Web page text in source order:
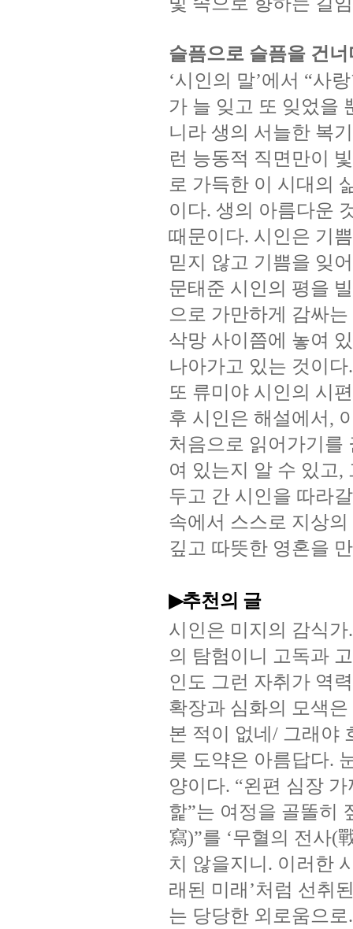
슬픔으로 슬픔을 건
‘시인의 말’에서 “사
가 늘 잊고 또 잊었을
니라 생의 서늘한 복
런 능동적 직면만이
로 가득한 이 시대의
이다. 생의 아름다운
때문이다. 시인은 기
믿지 않고 기쁨을 잊
문태준 시인의 평을
으로 가만하게 감싸는
삭망 사이쯤에 놓여
나아가고 있는 것이다.
또 류미야 시인의 시
후 시인은 해설에서,
처음으로 읽어가기를
여 있는지 알 수 있고,
두고 간 시인을 따라갈
속에서 스스로 지상의
깊고 따뜻한 영혼을
▶추천의 글
시인은 미지의 감식가
의 탐험이니 고독과
인도 그런 자취가 역
확장과 심화의 모색은
본 적이 없네/ 그래야
릇 도약은 아름답다.
양이다. “왼편 심장 가
핥”는 여정을 골똘히
寫)”를 ‘무혈의 전사(
치 않을지니. 이러한
래된 미래’처럼 선취
는 당당한 외로움으로.